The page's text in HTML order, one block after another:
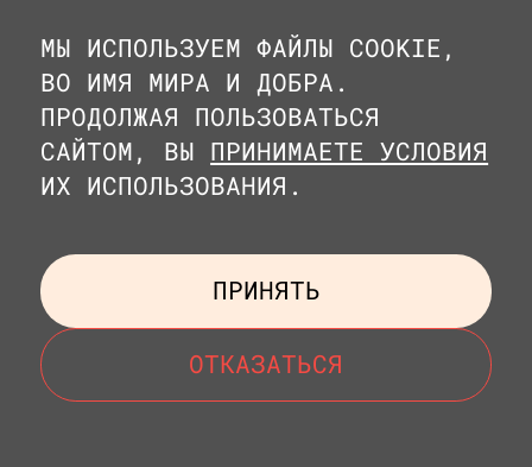
МЕНЮ
МЫ ИСПОЛЬЗУЕМ ФАЙЛЫ COOKIE,
ВО ИМЯ МИРА И ДОБРА.
ПРОДОЛЖАЯ ПОЛЬЗОВАТЬСЯ
САЙТОМ, ВЫ ПРИНИМАЕТЕ УСЛОВИЯ
ИХ ИСПОЛЬЗОВАНИЯ.
ПРИНЯТЬ
ОТКАЗАТЬСЯ